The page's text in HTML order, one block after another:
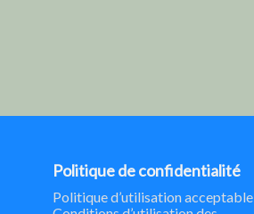
Politique de confidentialité
Politique d’utilisation acceptable